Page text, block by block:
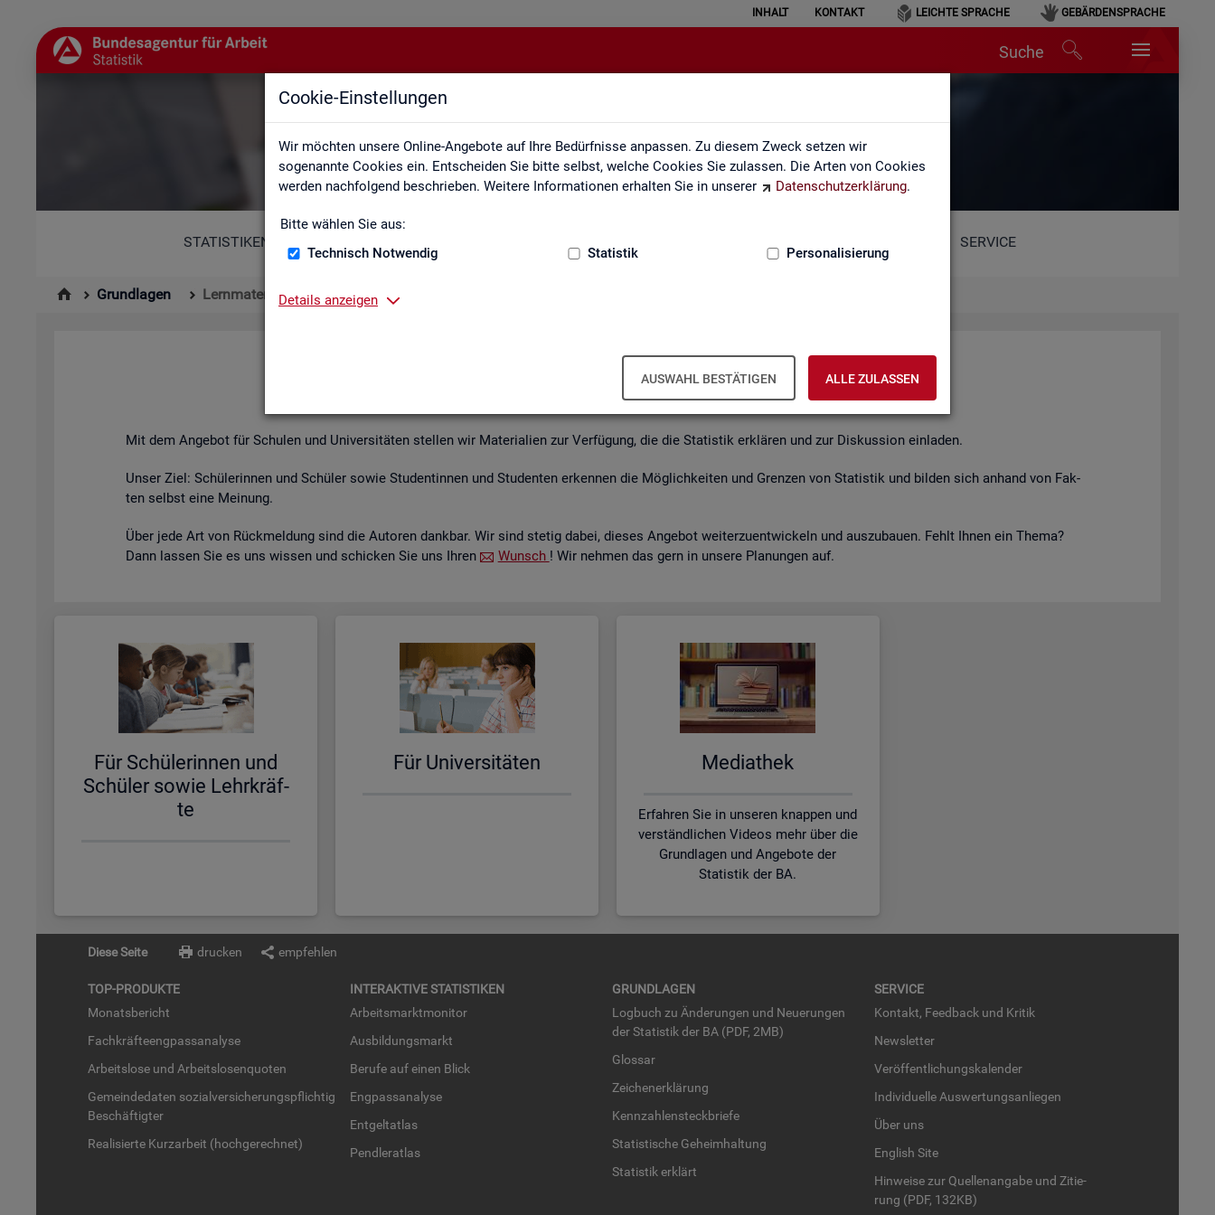
Cookie-Einstellungen
Wir möchten unsere Online-Angebote auf Ihre Bedürfnisse anpassen. Zu diesem Zweck setzen wir
sogenannte Cookies ein. Entscheiden Sie bitte selbst, welche Cookies Sie zulassen. Die Arten von Cookies
werden nachfolgend beschrieben. Weitere Informationen erhalten Sie in unserer
Datenschutzerklärung.
Bitte wählen Sie aus:
Technisch Notwendig
Statistik Personalisierung
Details anzeigen
AUSWAHL BESTÄTIGEN ALLE ZULASSEN
INHALT KONTAKT LEICHTE SPRACHE GEBÄRDENSPRACHE
Suche
Lernmaterialien
STATISTIKEN SERVICE
Grundlagen Lernmaterialien
Lern­ma­te­ria­li­en
An­ge­bo­te für Schu­len und Uni­ver­si­tä­ten
Mit dem An­ge­bot für Schu­len und Uni­ver­si­tä­ten stel­len wir Ma­te­ria­li­en zur Ver­fü­gung, die die Sta­tis­tik er­klä­ren und zur Dis­kus­si­on ein­la­den.
Unser Ziel: Schü­le­rin­nen und Schü­ler sowie Stu­den­tin­nen und Stu­den­ten er­ken­nen die Mög­lich­kei­ten und Gren­zen von Sta­tis­tik und bil­den sich an­hand von Fak­
ten selbst eine Mei­nung.
Über jede Art von Rück­mel­dung sind die Au­to­ren dank­bar. Wir sind ste­tig dabei, die­ses An­ge­bot wei­ter­zu­ent­wi­ckeln und aus­zu­bau­en. Fehlt Ihnen ein Thema?
Dann las­sen Sie es uns wis­sen und schi­cken Sie uns Ihren
Wunsch ! Wir neh­men das gern in un­se­re Pla­nun­gen auf.
Für Schü­le­rin­nen und
Schü­ler sowie Lehr­kräf­
te
Für Uni­ver­si­tä­ten Me­dia­thek
Erfahren Sie in unseren knappen und
verständlichen Videos mehr über die
Grundlagen und Angebote der
Statistik der BA.
Diese Seite drucken empfehlen
TOP-PRO­DUK­TE
Mo­nats­be­richt
Fach­kräf­te­eng­pass­ana­ly­se
Ar­beits­lo­se und Ar­beits­lo­sen­quo­ten
Ge­mein­de­da­ten so­zi­al­ver­si­che­rungs­pflich­tig
Be­schäf­tig­ter
Rea­li­sier­te Kurz­ar­beit (hoch­ge­rech­net)
IN­TER­AK­TI­VE STA­TIS­TI­KEN
Ar­beits­markt­mo­ni­tor
Aus­bil­dungs­markt
Be­ru­fe auf einen Blick
Eng­pass­ana­ly­se
Ent­gel­t­at­las
Pend­ler­at­las
GRUND­LA­GEN
Log­buch zu Än­de­run­gen und Neue­run­gen
der Sta­tis­tik der BA (PDF, 2MB)
Glos­sar
Zei­chen­er­klä­rung
Kenn­zah­len­steck­brie­fe
Sta­tis­ti­sche Ge­heim­hal­tung
Sta­tis­tik er­klärt
SER­VICE
Kon­takt, Feed­back und Kri­tik
News­let­ter
Ver­öf­fent­li­chungs­ka­len­der
In­di­vi­du­el­le Aus­wer­tungs­an­lie­gen
Über uns
English Site
Hin­wei­se zur Quel­len­an­ga­be und Zi­tie­
rung (PDF, 132KB)